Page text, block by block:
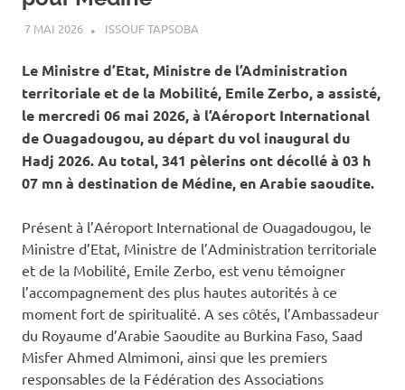
7 MAI 2026 ISSOUF TAPSOBA
Le Ministre d’Etat, Ministre de l’Administration
territoriale et de la Mobilité, Emile Zerbo, a assisté,
le mercredi 06 mai 2026, à l’Aéroport International
de Ouagadougou, au départ du vol inaugural du
Hadj 2026. Au total, 341 pèlerins ont décollé à 03 h
07 mn à destination de Médine, en Arabie saoudite.
Présent à l’Aéroport International de Ouagadougou, le
Ministre d’Etat, Ministre de l’Administration territoriale
et de la Mobilité, Emile Zerbo, est venu témoigner
l’accompagnement des plus hautes autorités à ce
moment fort de spiritualité. A ses côtés, l’Ambassadeur
du Royaume d’Arabie Saoudite au Burkina Faso, Saad
Misfer Ahmed Almimoni, ainsi que les premiers
responsables de la Fédération des Associations